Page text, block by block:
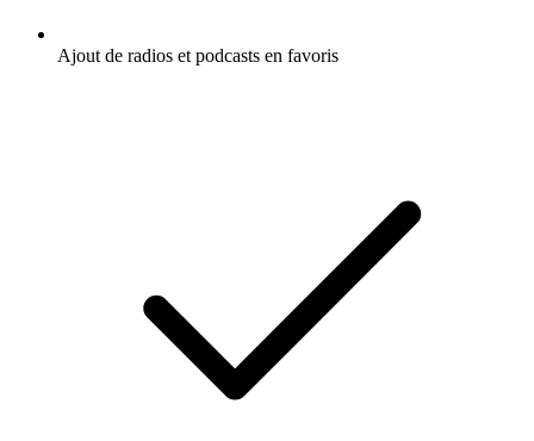
Ajout de radios et podcasts en favoris